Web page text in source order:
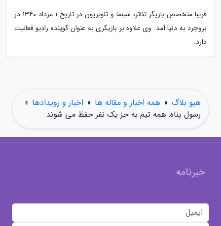
فریبا متخصص بازیگر تئاتر، سینما و تلویزیون در تاریخ 1 مرداد 1340 در
بروجرد به دنیا آمد. وی علاوه بر بازیگری به عنوان گوینده رادیو فعالیت
دارد.
هیو بلاگ » همه اخبار و مقاله ها » اخبار و رویدادها »
رسول پناه: همه تیم به جز یک نفر حفظ می شوند
خبرنامه